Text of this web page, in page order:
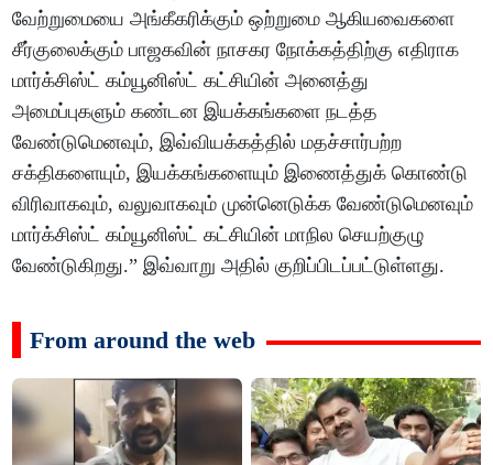
வேற்றுமையை அங்கீகரிக்கும் ஒற்றுமை ஆகியவைகளை
சீர்குலைக்கும் பாஜகவின் நாசகர நோக்கத்திற்கு எதிராக
மார்க்சிஸ்ட் கம்யூனிஸ்ட் கட்சியின் அனைத்து
அமைப்புகளும் கண்டன இயக்கங்களை நடத்த
வேண்டுமெனவும், இவ்வியக்கத்தில் மதச்சார்பற்ற
சக்திகளையும், இயக்கங்களையும் இணைத்துக் கொண்டு
விரிவாகவும், வலுவாகவும் முன்னெடுக்க வேண்டுமெனவும்
மார்க்சிஸ்ட் கம்யூனிஸ்ட் கட்சியின் மாநில செயற்குழு
வேண்டுகிறது.” இவ்வாறு அதில் குறிப்பிடப்பட்டுள்ளது.
From around the web